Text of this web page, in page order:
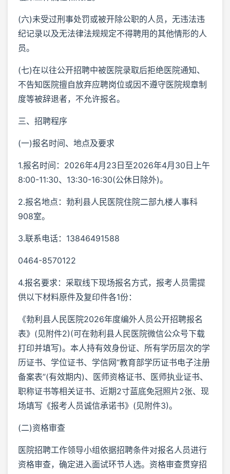
(六)未受过刑事处罚或被开除公职的人员，无违法违
纪记录以及无法律法规规定不得聘用的其他情形的人
员。
(七)在以往公开招聘中被医院录取后拒绝医院通知、
不告知医院擅自放弃应聘岗位或因不遵守医院规章制
度等被辞退者，不允许报名。
三、招聘程序
(一)报名时间、地点及要求
1.报名时间：2026年4月23日至2026年4月30日上午
8:00-11:30、13:30-16:30(公休日除外)。
2.报名地点：勃利县人民医院住院二部九楼人事科
908室。
3.联系电话：13846491588
0464-8570122
4.报名要求：采取线下现场报名方式，报考人员需提
供以下材料原件及复印件各1份：
《勃利县人民医院2026年度编外人员公开招聘报名
表》(见附件2)(可在勃利县人民医院微信公众号下载
打印并填写)。本人持有效身份证、所有学历层次的学
历证书、学位证书、学信网“教育部学历证书电子注册
备案表”(有效期内)、医师资格证书、医师执业证书、
职称证书等相关证书、近期2寸蓝底免冠照片2张、现
场填写《报考人员诚信承诺书》(见附件3)。
(二)资格审查
医院招聘工作领导小组依据招聘条件对报名人员进行
资格审查，确定进入面试环节人选。资格审查贯穿招